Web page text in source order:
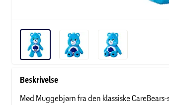
Beskrivelse
Mød Muggebjørn fra den klassiske